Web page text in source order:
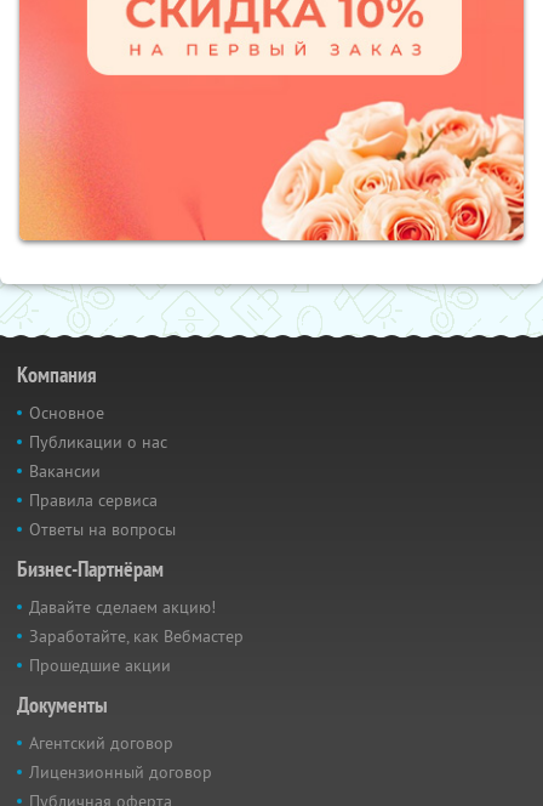
Компания
Основное
Публикации о нас
Вакансии
Правила сервиса
Ответы на вопросы
Бизнес-Партнёрам
Давайте сделаем акцию!
Заработайте, как Вебмастер
Прошедшие акции
Документы
Агентский договор
Лицензионный договор
Публичная оферта